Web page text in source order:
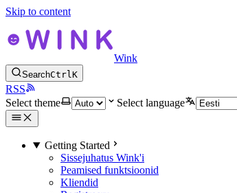
Skip to content
Wink
SearchCtrlK
RSS
Select theme
Select language
Getting Started
Sissejuhatus Wink'i
Peamised funktsioonid
Kliendid